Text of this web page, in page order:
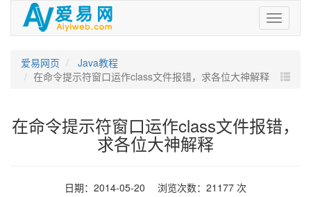
爱
易
爱易网页
Java教程
在命令提示符窗口运作class文件报错，求各位大神解释
在命令提示符窗口运作class文件报错，
求各位大神解释
日期：2014-05-20 浏览次数：21177 次